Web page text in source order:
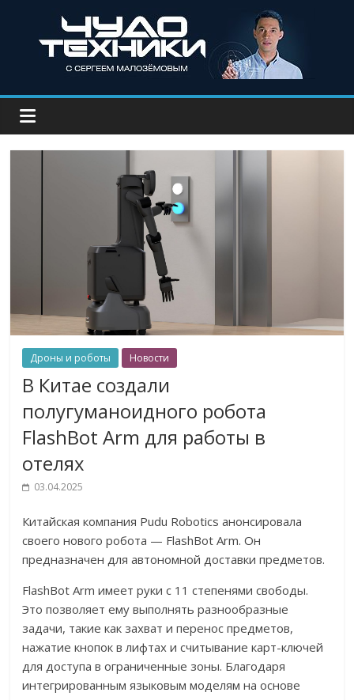
Дроны и роботы Новости
В Китае создали
полугуманоидного робота
FlashBot Arm для работы в
отелях
03.04.2025
Китайская компания Pudu Robotics анонсировала
своего нового робота — FlashBot Arm. Он
предназначен для автономной доставки предметов.
FlashBot Arm имеет руки с 11 степенями свободы.
Это позволяет ему выполнять разнообразные
задачи, такие как захват и перенос предметов,
нажатие кнопок в лифтах и считывание карт-ключей
для доступа в ограниченные зоны. Благодаря
интегрированным языковым моделям на основе